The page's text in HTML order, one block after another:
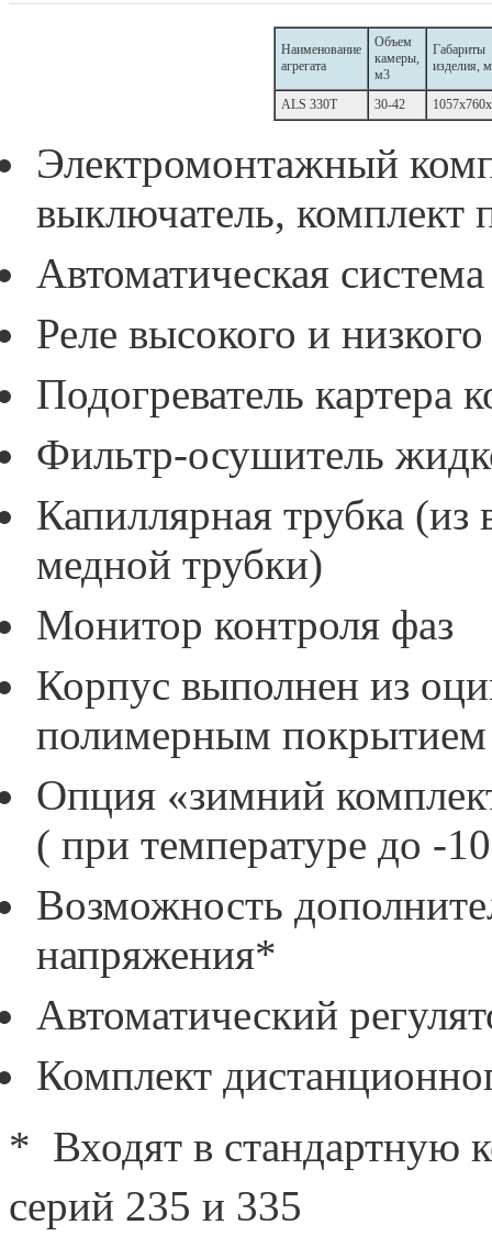
Наименование
агрегата
Объем
камеры,
м3
Габариты
изделия,
ALS 330T 30-42
Электромонтажный
выключатель, комплект
Автоматическая
Реле высокого и
Подогреватель картера
Фильтр-осушитель
Капиллярная трубка (из
медной трубки)
Монитор контроля фаз
Корпус выполнен из
полимерным покрытием
Опция «зимний
( при температуре до -
Возможность
напряжения*
Автоматический
Комплект
* Входят в стандартную
серий 235 и 335